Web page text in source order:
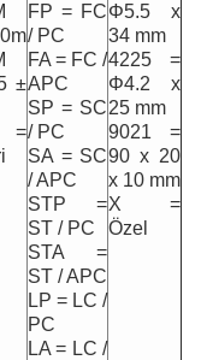
±
FP = FC
/ PC
FA = FC /
APC
SP = SC
/ PC
SA = SC
/ APC
STP =
ST / PC
STA =
ST / APC
LP = LC /
PC
LA = LC /
Φ5.5 x
34 mm
4225 =
Φ4.2 x
25 mm
9021 =
90 x 20
x 10 mm
X =
Özel